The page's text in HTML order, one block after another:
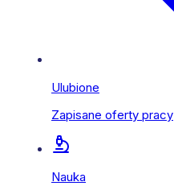
Ulubione
Zapisane oferty pracy
Nauka